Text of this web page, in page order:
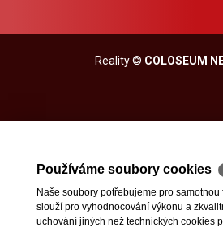
Reality© COLOSEUM
Používáme soubory cookies
Naše soubory potřebujeme pro
slouží pro vyhodnocování výkonu a
uchování jiných než technických cookies